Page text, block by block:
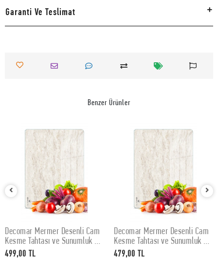
Garanti Ve Teslimat
Benzer Ürünler
SEPETE EKLE
Decomar Mermer Desenli Cam
Kesme Tahtası ve Sunumluk 30
x 40 cm
499,00 TL
SEPETE EKLE
Decomar Mermer Desenli Cam
Kesme Tahtası ve Sunumluk 25
x 35 cm
479,00 TL